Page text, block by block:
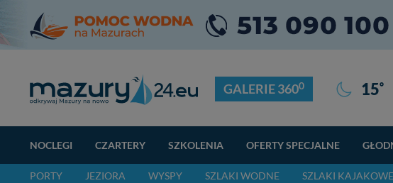
GALERIE 3600 15°
NOCLEGI CZARTERY SZKOLENIA OFERTY SPECJALNE
PORTY JEZIORA WYSPY SZLAKI WODNE SZLAKI KAJAKOWE